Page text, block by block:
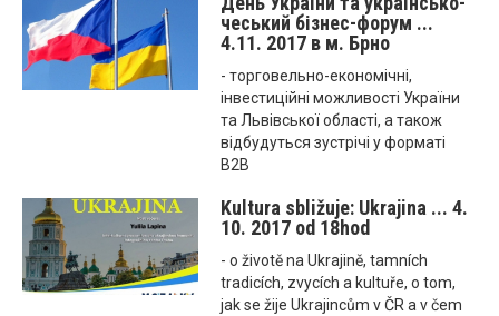
чеський бізнес-форум ...
4.11. 2017 в м. Брно
- торговельно-економічні,
інвестиційні можливості України
та Львівської області, а також
відбудуться зустрічі у форматі
B2B
Kultura sbližuje: Ukrajina ... 4.
10. 2017 od 18hod
- o životě na Ukrajině, tamních
tradicích, zvycích a kultuře, o tom,
jak se žije Ukrajincům v ČR a v čem